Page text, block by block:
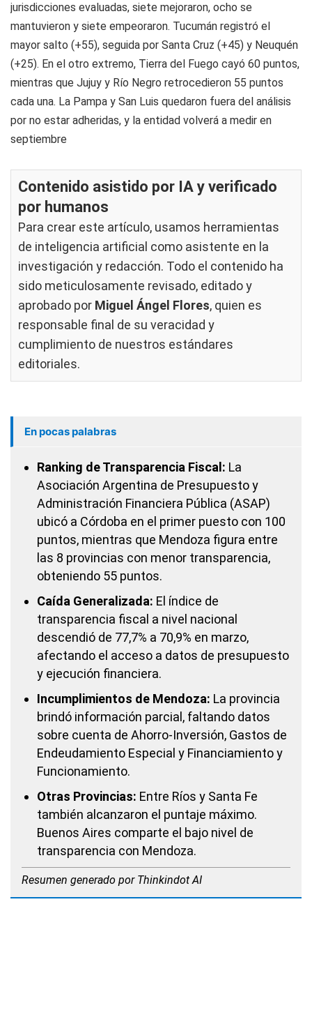
jurisdicciones evaluadas, siete mejoraron, ocho se
mantuvieron y siete empeoraron. Tucumán registró el
mayor salto (+55), seguida por Santa Cruz (+45) y Neuquén
(+25). En el otro extremo, Tierra del Fuego cayó 60 puntos,
mientras que Jujuy y Río Negro retrocedieron 55 puntos
cada una. La Pampa y San Luis quedaron fuera del análisis
por no estar adheridas, y la entidad volverá a medir en
septiembre
Contenido asistido por IA y verificado
por humanos
Para crear este artículo, usamos herramientas
de inteligencia artificial como asistente en la
investigación y redacción. Todo el contenido ha
sido meticulosamente revisado, editado y
aprobado por Miguel Ángel Flores, quien es
responsable final de su veracidad y
cumplimiento de nuestros estándares
editoriales.
En pocas palabras
Ranking de Transparencia Fiscal: La
Asociación Argentina de Presupuesto y
Administración Financiera Pública (ASAP)
ubicó a Córdoba en el primer puesto con 100
puntos, mientras que Mendoza figura entre
las 8 provincias con menor transparencia,
obteniendo 55 puntos.
Caída Generalizada: El índice de
transparencia fiscal a nivel nacional
descendió de 77,7% a 70,9% en marzo,
afectando el acceso a datos de presupuesto
y ejecución financiera.
Incumplimientos de Mendoza: La provincia
brindó información parcial, faltando datos
sobre cuenta de Ahorro-Inversión, Gastos de
Endeudamiento Especial y Financiamiento y
Funcionamiento.
Otras Provincias: Entre Ríos y Santa Fe
también alcanzaron el puntaje máximo.
Buenos Aires comparte el bajo nivel de
transparencia con Mendoza.
Resumen generado por Thinkindot AI